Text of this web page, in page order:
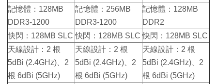
記憶體：128MB
DDR3-1200
記憶體：256MB
DDR3-1200
記憶體：128MB
DDR2
快閃：128MB SLC 快閃：128MB SLC 快閃：128MB SLC
天線設計：2 根
5dBi (2.4GHz)、2
根 6dBi (5GHz)
天線設計：2 根
5dBi (2.4GHz)、2
根 6dBi (5GHz)
天線設計：2 根
5dBi (2.4GHz)、2
根 6dBi (5GHz)